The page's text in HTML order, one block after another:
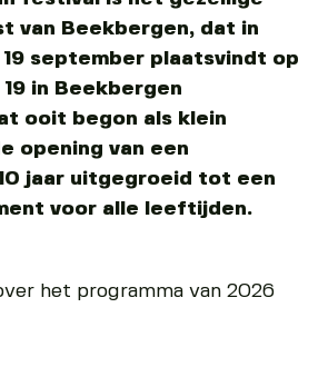
van Beekbergen, dat in
19 september plaatsvindt op
in Beekbergen
ooit begon als klein
opening van een
jaar uitgegroeid tot een
voor alle leeftijden.
het programma van 2026